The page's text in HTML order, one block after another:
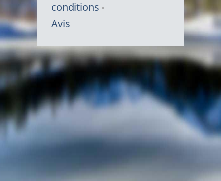
conditions
Avis
Symbole
du
Canada